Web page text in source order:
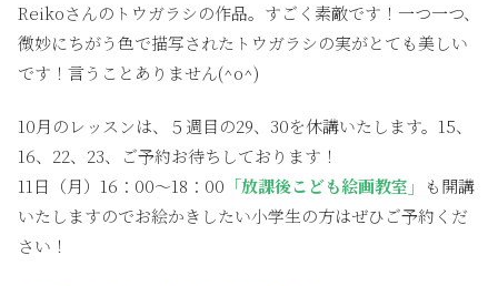
Reikoさんのトウガラシの作品。すごく素敵です！一つ一つ、
微妙にちがう色で描写されたトウガラシの実がとても美しい
です！言うことありません(^o^)
10月のレッスンは、５週目の29、30を休講いたします。15、
16、22、23、ご予約お待ちしております！
11日（月）16：00〜18：00 「放課後こども絵画教室」
も開講
いたしますのでお絵かきしたい小学生の方はぜひご予約くだ
さい！